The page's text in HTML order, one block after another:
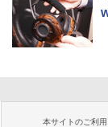
本サイトのご利